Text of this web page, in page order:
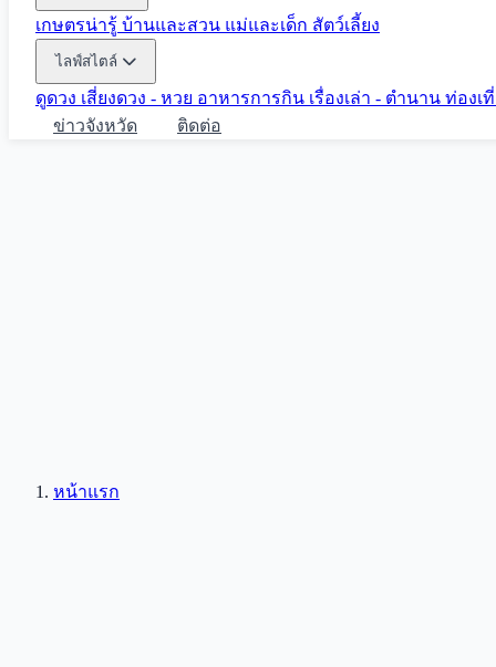
เกษตรน่ารู้ บ้านและสวน แม่และเด็ก สัตว์เลี้ยง
ไลฟ์สไตล์
ดูดวง เสี่ยงดวง - หวย อาหารการกิน เรื่องเล่า - ตำนาน ท่องเ
ข่าวจังหวัด
ติดต่อ
หน้าแรก